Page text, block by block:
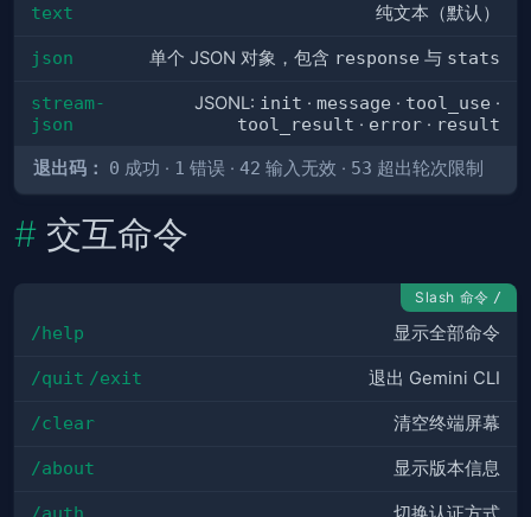
text 纯文本（默认）
json 单个 JSON 对象，包含 response 与 stats
stream-
json
JSONL: init · message · tool_use ·
tool_result · error · result
退出码： 0 成功 · 1 错误 · 42 输入无效 · 53 超出轮次限制
交互命令
Slash 命令 /
/help 显示全部命令
/quit /exit 退出 Gemini CLI
/clear 清空终端屏幕
/about 显示版本信息
/auth